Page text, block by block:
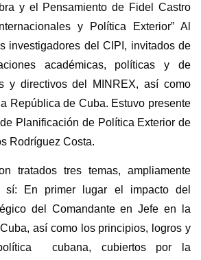
y el Pensamiento de Fidel Castro
y Política Exterior” Al
investigadores del CIPI, invitados de
académicas, políticas y de
y directivos del MINREX, así como
República de Cuba. Estuvo presente
Planificación de Política Exterior de
Rodríguez Costa.
tratados tres temas, ampliamente
sí: En primer lugar el impacto del
del Comandante en Jefe en la
así como los principios, logros y
cubana, cubiertos por la